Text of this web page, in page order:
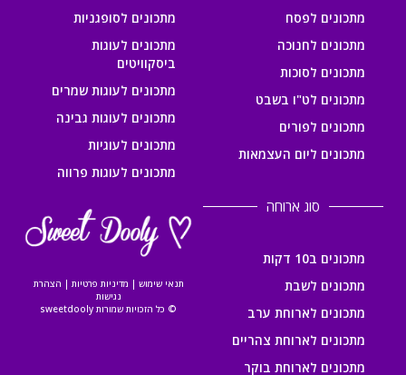
מתכונים לפסח
מתכונים לחנוכה
מתכונים לסוכות
מתכונים לט"ו בשבט
מתכונים לפורים
מתכונים ליום העצמאות
מתכונים לסופגניות
מתכונים לעוגות
ביסקוויטים
מתכונים לעוגות שמרים
מתכונים לעוגות גבינה
מתכונים לעוגיות
מתכונים לעוגות פרווה
סוג ארוחה
מתכונים ב10 דקות
מתכונים לשבת
מתכונים לארוחת ערב
מתכונים לארוחת צהריים
מתכונים לארוחת בוקר
תנאי שימוש | מדיניות פרטיות | הצהרת
נגישות
© כל הזכויות שמורות sweetdooly